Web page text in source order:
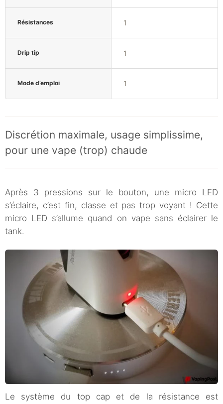
Résistances 1
Drip tip 1
Mode d’emploi 1
Discrétion maximale, usage simplissime,
pour une vape (trop) chaude
Après 3 pressions sur le bouton, une micro LED
s’éclaire, c’est fin, classe et pas trop voyant ! Cette
micro LED s’allume quand on vape sans éclairer le
tank.
Le système du top cap et de la résistance est